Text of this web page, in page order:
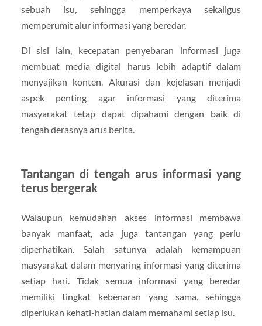
sebuah isu, sehingga memperkaya sekaligus
memperumit alur informasi yang beredar.
Di sisi lain, kecepatan penyebaran informasi juga
membuat media digital harus lebih adaptif dalam
menyajikan konten. Akurasi dan kejelasan menjadi
aspek penting agar informasi yang diterima
masyarakat tetap dapat dipahami dengan baik di
tengah derasnya arus berita.
Tantangan di tengah arus informasi yang
terus bergerak
Walaupun kemudahan akses informasi membawa
banyak manfaat, ada juga tantangan yang perlu
diperhatikan. Salah satunya adalah kemampuan
masyarakat dalam menyaring informasi yang diterima
setiap hari. Tidak semua informasi yang beredar
memiliki tingkat kebenaran yang sama, sehingga
diperlukan kehati-hatian dalam memahami setiap isu.